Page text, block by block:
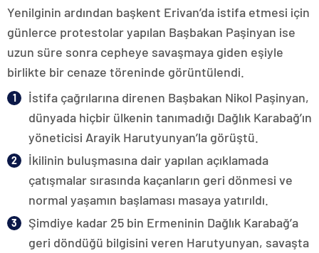
Yenilginin ardından başkent Erivan’da istifa etmesi için
günlerce protestolar yapılan Başbakan Paşinyan ise
uzun süre sonra cepheye savaşmaya giden eşiyle
birlikte bir cenaze töreninde görüntülendi.
İstifa çağrılarına direnen Başbakan Nikol Paşinyan,
dünyada hiçbir ülkenin tanımadığı Dağlık Karabağ’ın
yöneticisi Arayik Harutyunyan’la görüştü.
İkilinin buluşmasına dair yapılan açıklamada
çatışmalar sırasında kaçanların geri dönmesi ve
normal yaşamın başlaması masaya yatırıldı.
Şimdiye kadar 25 bin Ermeninin Dağlık Karabağ’a
geri döndüğü bilgisini veren Harutyunyan, savaşta